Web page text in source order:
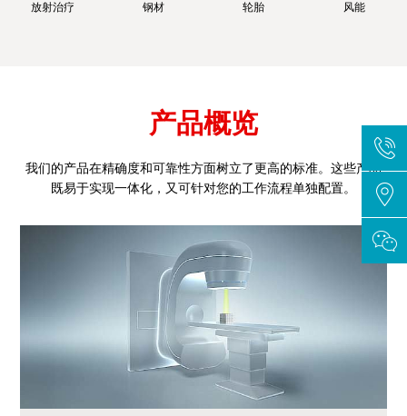
放射治疗 钢材 轮胎 风能
产品概览
我们的产品在精确度和可靠性方面树立了更高的标准。这些产品
既易于实现一体化，又可针对您的工作流程单独配置。